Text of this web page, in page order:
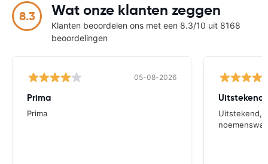
8.3 Wat onze klanten zeggen
Klanten beoordelen ons met een 8.3/10 uit 8168
beoordelingen
05-08-2026
Prima
Prima
Uitstekend,